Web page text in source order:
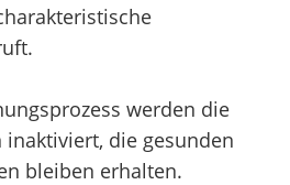
werden die
inaktiviert, die gesunden
bleiben erhalten.